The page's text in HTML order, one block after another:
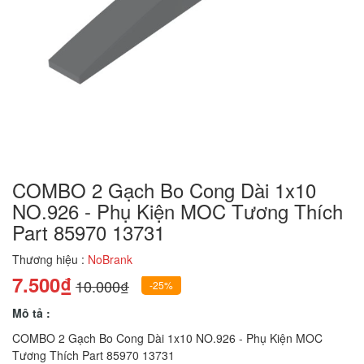
COMBO 2 Gạch Bo Cong Dài 1x10
NO.926 - Phụ Kiện MOC Tương Thích
Part 85970 13731
Thương hiệu : NoBrank
7.500₫10.000₫ -25%
Mô tả :
COMBO 2 Gạch Bo Cong Dài 1x10 NO.926 - Phụ Kiện MOC
Tương Thích Part 85970 13731